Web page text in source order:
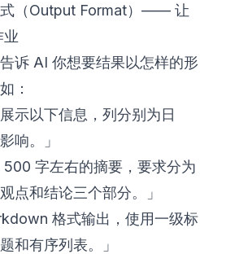
式（Output Format）—— 让
业
诉 AI 你想要结果以怎样的形
：
展示以下信息，列分别为日
响。」
500 字左右的摘要，要求分为
点和结论三个部分。」
格式输出，使用一级标
和有序列表。」